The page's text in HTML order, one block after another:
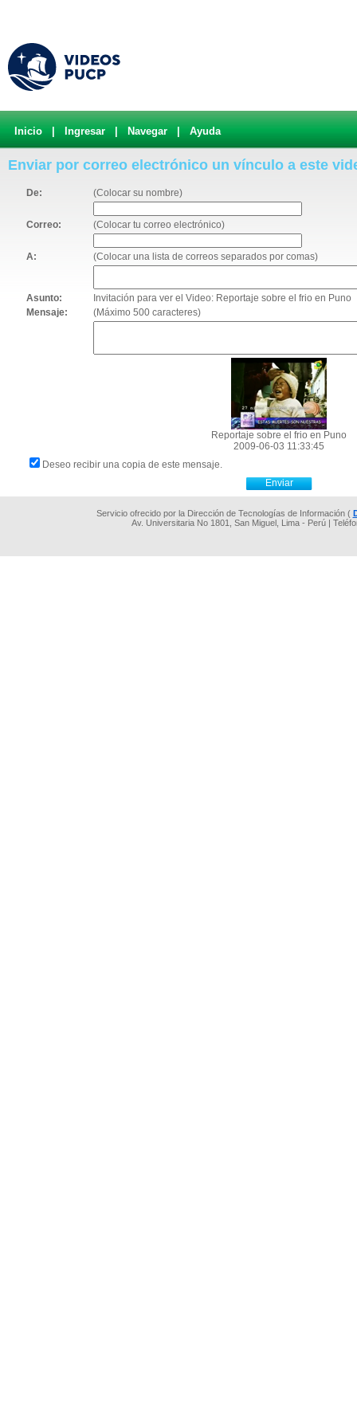
Inicio Ingresar Navegar Ayuda
Enviar por correo electrónico un vínculo a este
De: (Colocar su nombre)
Correo: (Colocar tu correo electrónico)
A: (Colocar una lista de correos separados por comas)
Asunto:
Invitación para ver el Video: Reportaje sobre el frio en Puno
Mensaje:
(Máximo 500 caracteres)
Reportaje sobre el frio en Puno
2009-06-03 11:33:45
Deseo recibir una copia de este mensaje.
Servicio ofrecido por la Dirección de Tecnologías de Información (
Av. Universitaria No 1801, San Miguel, Lima - Perú |